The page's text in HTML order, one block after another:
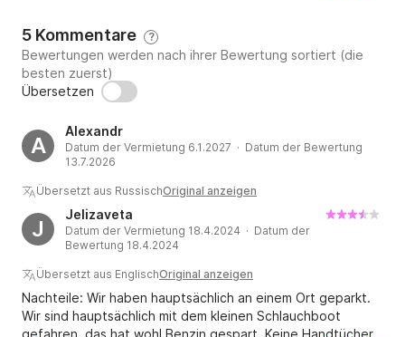
5 Kommentare ?
Bewertungen werden nach ihrer Bewertung sortiert (die
besten zuerst)
Übersetzen
A
Alexandr
Datum der Vermietung 6.1.2027 · Datum der Bewertung
13.7.2026
Übersetzt aus RussischOriginal anzeigen
J
Jelizaveta
Datum der Vermietung 18.4.2024 · Datum der
Bewertung 18.4.2024
Übersetzt aus EnglischOriginal anzeigen
Nachteile: Wir haben hauptsächlich an einem Ort geparkt.
Wir sind hauptsächlich mit dem kleinen Schlauchboot